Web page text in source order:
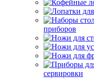
приборов
сервировки